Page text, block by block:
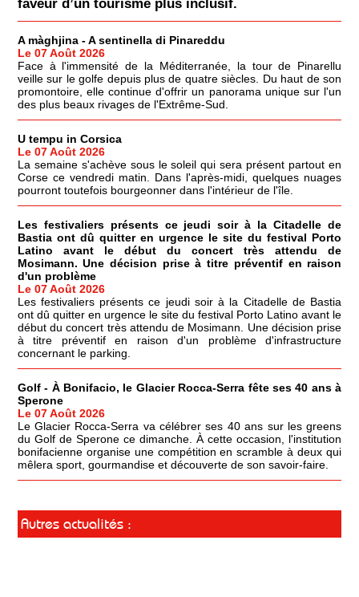
faveur d’un tourisme plus inclusif.
A màghjina - A sentinella di Pinareddu
Le 07 Août 2026
Face à l'immensité de la Méditerranée, la tour de Pinarellu
veille sur le golfe depuis plus de quatre siècles. Du haut de son
promontoire, elle continue d'offrir un panorama unique sur l'un
des plus beaux rivages de l'Extrême-Sud.
U tempu in Corsica
Le 07 Août 2026
La semaine s'achève sous le soleil qui sera présent partout en
Corse ce vendredi matin. Dans l'après-midi, quelques nuages
pourront toutefois bourgeonner dans l'intérieur de l'île.
Les festivaliers présents ce jeudi soir à la Citadelle de
Bastia ont dû quitter en urgence le site du festival Porto
Latino avant le début du concert très attendu de
Mosimann. Une décision prise à titre préventif en raison
d'un problème
Le 07 Août 2026
Les festivaliers présents ce jeudi soir à la Citadelle de Bastia
ont dû quitter en urgence le site du festival Porto Latino avant le
début du concert très attendu de Mosimann. Une décision prise
à titre préventif en raison d'un problème d'infrastructure
concernant le parking.
Golf - À Bonifacio, le Glacier Rocca-Serra fête ses 40 ans à
Sperone
Le 07 Août 2026
Le Glacier Rocca-Serra va célébrer ses 40 ans sur les greens
du Golf de Sperone ce dimanche. À cette occasion, l'institution
bonifacienne organise une compétition en scramble à deux qui
mêlera sport, gourmandise et découverte de son savoir-faire.
Autres actualités :